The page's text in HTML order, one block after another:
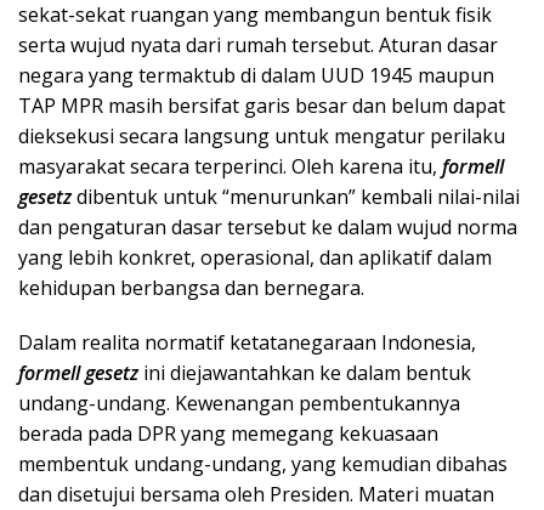
sekat-sekat ruangan yang membangun bentuk fisik
serta wujud nyata dari rumah tersebut. Aturan dasar
negara yang termaktub di dalam UUD 1945 maupun
TAP MPR masih bersifat garis besar dan belum dapat
dieksekusi secara langsung untuk mengatur perilaku
masyarakat secara terperinci. Oleh karena itu, formell
gesetzdibentuk untuk “menurunkan” kembali nilai-nilai
dan pengaturan dasar tersebut ke dalam wujud norma
yang lebih konkret, operasional, dan aplikatif dalam
kehidupan berbangsa dan bernegara.
Dalam realita normatif ketatanegaraan Indonesia,
formell gesetzini diejawantahkan ke dalam bentuk
undang-undang. Kewenangan pembentukannya
berada pada DPR yang memegang kekuasaan
membentuk undang-undang, yang kemudian dibahas
dan disetujui bersama oleh Presiden. Materi muatan